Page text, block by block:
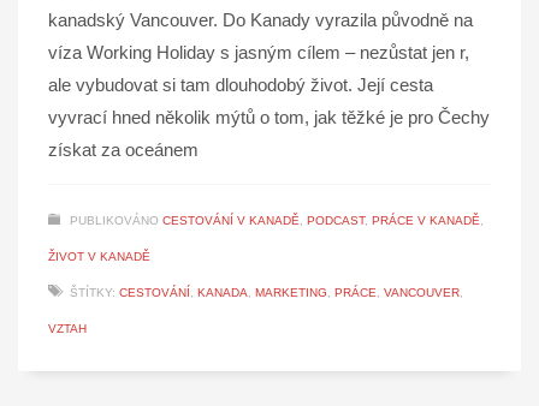
kanadský Vancouver. Do Kanady vyrazila původně na
víza Working Holiday s jasným cílem – nezůstat jen r,
ale vybudovat si tam dlouhodobý život. Její cesta
vyvrací hned několik mýtů o tom, jak těžké je pro Čechy
získat za oceánem
PUBLIKOVÁNO CESTOVÁNÍ V KANADĚ, PODCAST, PRÁCE V KANADĚ,
ŽIVOT V KANADĚ
ŠTÍTKY: CESTOVÁNÍ, KANADA, MARKETING, PRÁCE, VANCOUVER,
VZTAH